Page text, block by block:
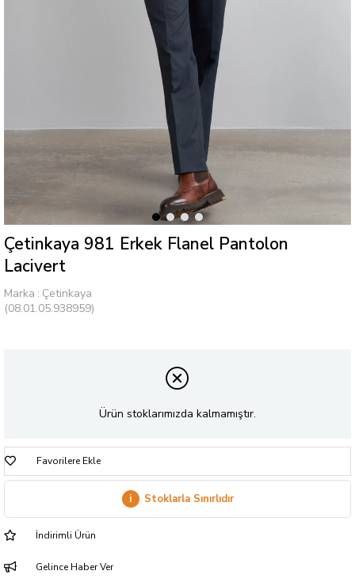
Çetinkaya 981 Erkek Flanel Pantolon
Lacivert
Marka : Çetinkaya
(08.01.05.938959)
Ürün stoklarımızda kalmamıştır.
Favorilere Ekle
i Stoklarla Sınırlıdır
İndirimli Ürün
Gelince Haber Ver